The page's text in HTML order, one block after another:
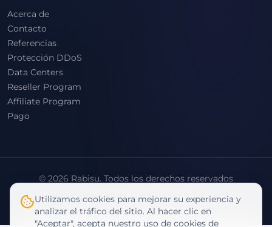
Acerca de
Contacto
Referencias
Protección DDoS
Data Centers
Reseller Program
Affiliate Program
Pago
© 2026 Rabisu. Todos los derechos reservados
Política de Privacidad
Utilizamos cookies para mejorar su experiencia y
analizar el tráfico del sitio. Al hacer clic en
"Aceptar", acepta nuestro uso de cookies de